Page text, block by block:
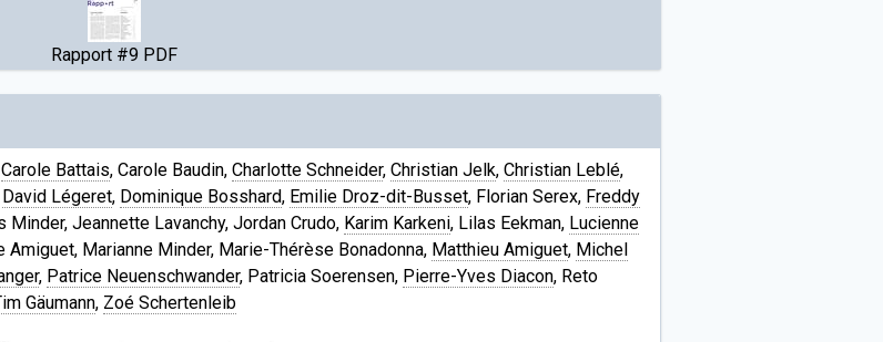
Rapport #9 PDF
Carole Battais, Carole Baudin, Charlotte Schneider, Christian Jelk, Christian Leblé,
David Légeret, Dominique Bosshard, Emilie Droz-dit-Busset, Florian Serex, Freddy
Jeannette Lavanchy, Jordan Crudo, Karim Karkeni, Lilas Eekman, Lucienne
Amiguet, Marianne Minder, Marie-Thérèse Bonadonna, Matthieu Amiguet, Michel
, Patrice Neuenschwander, Patricia Soerensen, Pierre-Yves Diacon, Reto
Gäumann, Zoé Schertenleib